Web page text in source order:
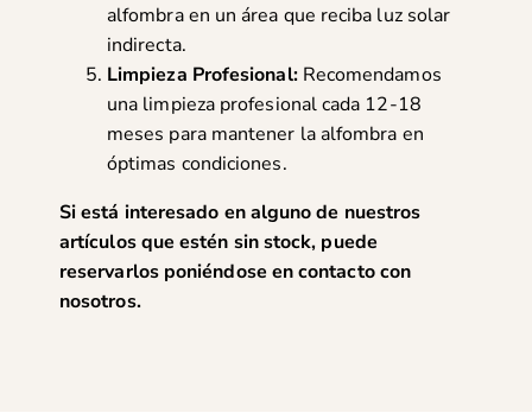
alfombra en un área que reciba luz solar
indirecta.
Limpieza Profesional:Recomendamos
una limpieza profesional cada 12-18
meses para mantener la alfombra en
óptimas condiciones.
Si está interesado en alguno de nuestros
artículos que estén sin stock, puede
reservarlos poniéndose encontacto con
nosotros.